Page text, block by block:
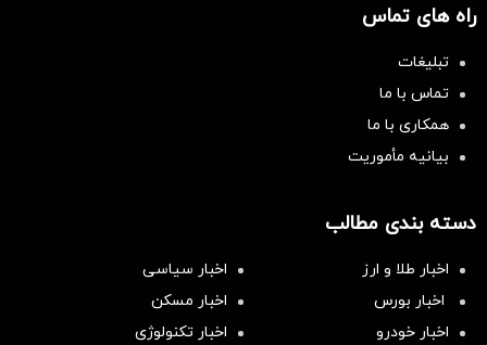
راه های تماس
تبلیغات
تماس با ما
همکاری با ما
بیانیه مأموریت
دسته بندی مطالب
اخبار طلا و ارز
اخبار سیاسی
اخبار بورس
اخبار مسکن
اخبار خودرو
اخبار تکنولوژی